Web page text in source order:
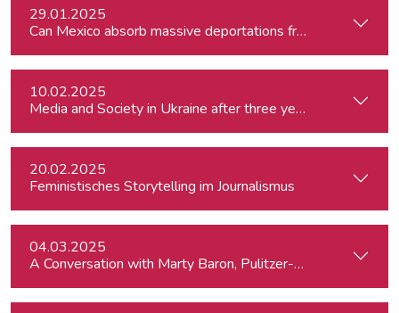
29.01.2025
Can Mexico absorb massive deportations from the US?
10.02.2025
Media and Society in Ukraine after three years of war.
20.02.2025
Feministisches Storytelling im Journalismus
04.03.2025
A Conversation with Marty Baron, Pulitzer-winning US